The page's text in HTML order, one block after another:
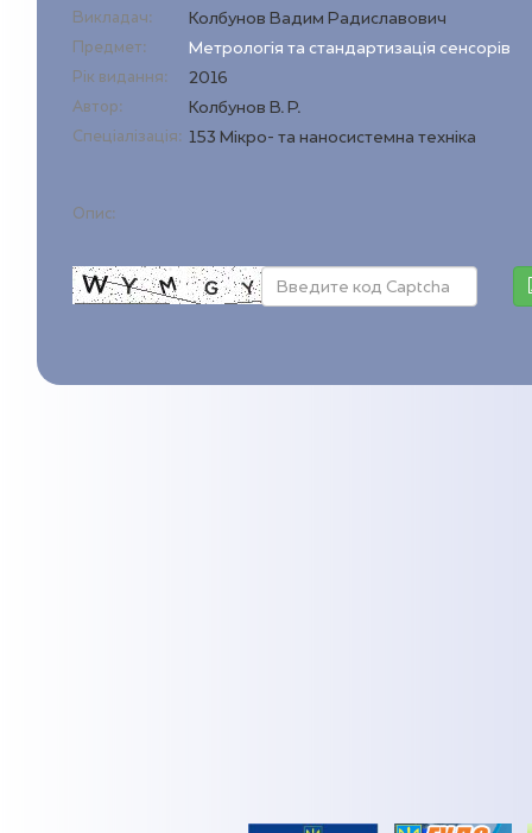
Викладач: Колбунов Вадим Радиславович
Предмет: Метрологія та стандартизація сенсорів
Рік видання: 2016
Автор: Колбунов В. Р.
Спеціалізація: 153 Мікро- та наносистемна техніка
Опис: